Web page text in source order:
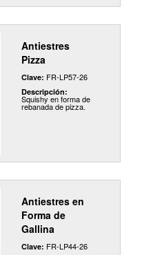
Antiestres
Pizza
Clave: FR-LP57-26
Descripción:
Squishy en forma de
rebanada de pizza.
Antiestres en
Forma de
Gallina
Clave: FR-LP44-26